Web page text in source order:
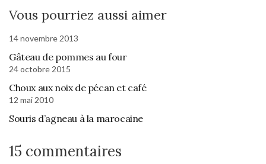
Vous pourriez aussi aimer
14 novembre 2013
Gâteau de pommes au four
24 octobre 2015
Choux aux noix de pécan et café
12 mai 2010
Souris d’agneau à la marocaine
15 commentaires